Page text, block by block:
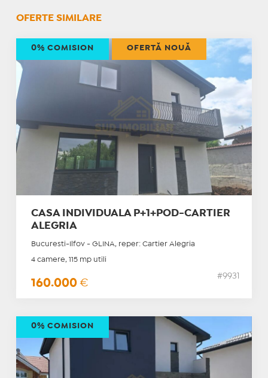
OFERTE SIMILARE
CASA INDIVIDUALA P+1+POD-CARTIER
ALEGRIA
Bucuresti-Ilfov - GLINA, reper: Cartier Alegria
4 camere, 115 mp utili
160.000 €
#9931
0% COMISION OFERTĂ NOUĂ
0% COMISION